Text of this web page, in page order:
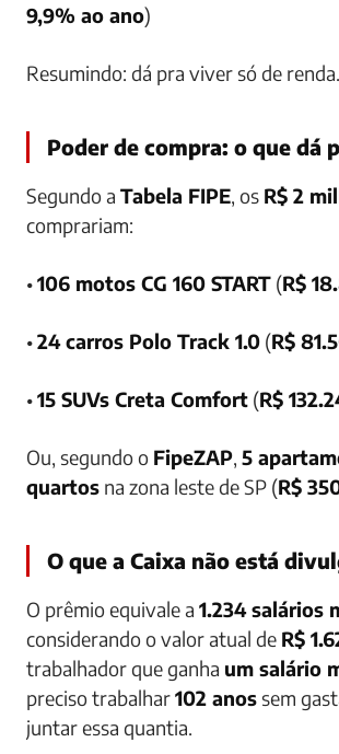
9,9% ao ano)
Resumindo: dá pra viver só de
Poder de compra: o que dá
Segundo a Tabela FIPE, os R$ 2
comprariam:
•106 motos CG 160 START (R$
•24 carros Polo Track 1.0 (R$
•15 SUVs Creta Comfort (R$
Ou, segundo o FipeZAP, 5
quartos na zona leste de SP (R$
O que a Caixa não está
O prêmio equivale a 1.234 salários
considerando o valor atual de R$
trabalhador que ganha um salário
preciso trabalhar102 anossem
juntar essa quantia.